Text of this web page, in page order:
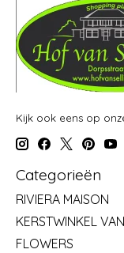
Kijk ook eens op
Categorieën
RIVIERA MAISON
KERSTWINKEL
FLOWERS